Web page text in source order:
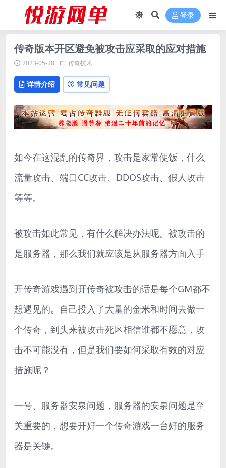
登录
传奇版本开区避免被攻击应采取的应对措施
2023-05-28 传奇技术
详情介绍 常见问题
如今在这混乱的传奇界，攻击是家常便饭，什么
流量攻击、端口CC攻击、DDOS攻击、假人攻击
等等。
被攻击如此常见，有什么解决办法呢。被攻击的
是服务器，那么我们就应该是从服务器方面入手
开传奇游戏遇到开传奇被攻击的话是每个GM都不
想遇见的。自己投入了大量的金米和时间去做一
个传奇，到头来被攻击死区相信谁都不愿意，攻
击不可能没有，但是我们要如何采取有效的对应
措施呢？
一号、服务器安泉问题，服务器的安泉问题是至
关重要的，想要开好一个传奇游戏一台好的服务
器是关键。